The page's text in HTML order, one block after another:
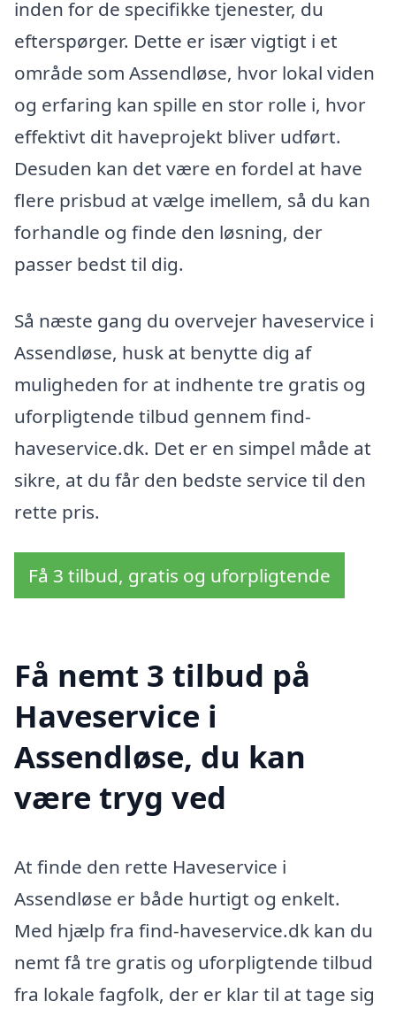
inden for de specifikke tjenester, du
efterspørger. Dette er især vigtigt i et
område som Assendløse, hvor lokal viden
og erfaring kan spille en stor rolle i, hvor
effektivt dit haveprojekt bliver udført.
Desuden kan det være en fordel at have
flere prisbud at vælge imellem, så du kan
forhandle og finde den løsning, der
passer bedst til dig.
Så næste gang du overvejer haveservice i
Assendløse, husk at benytte dig af
muligheden for at indhente tre gratis og
uforpligtende tilbud gennem find-
haveservice.dk. Det er en simpel måde at
sikre, at du får den bedste service til den
rette pris.
Få 3 tilbud, gratis og uforpligtende
Få nemt 3 tilbud på
Haveservice i
Assendløse, du kan
være tryg ved
At finde den rette Haveservice i
Assendløse er både hurtigt og enkelt.
Med hjælp fra find-haveservice.dk kan du
nemt få tre gratis og uforpligtende tilbud
fra lokale fagfolk, der er klar til at tage sig